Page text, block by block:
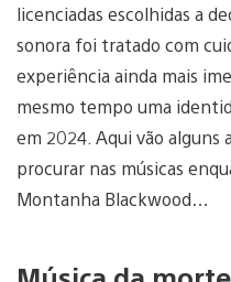
licenciadas escolhidas a
sonora foi tratado com
experiência ainda mais
mesmo tempo uma
em 2024. Aqui vão
procurar nas músicas
Montanha Blackwood…